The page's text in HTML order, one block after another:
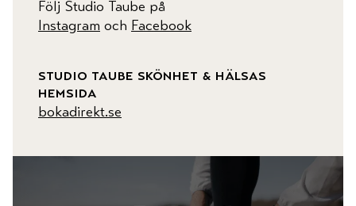
Följ Studio Taube på
Instagram och Facebook
studio taube skönhet & hälsas
hemsida
bokadirekt.se